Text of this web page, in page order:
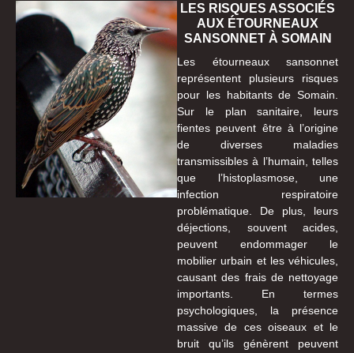
LES RISQUES ASSOCIÉS
AUX ÉTOURNEAUX
SANSONNET À SOMAIN
Les étourneaux sansonnet
représentent plusieurs risques
pour les habitants de Somain.
Sur le plan sanitaire, leurs
fientes peuvent être à l’origine
de diverses maladies
transmissibles à l’humain, telles
que l’histoplasmose, une
infection respiratoire
problématique. De plus, leurs
déjections, souvent acides,
peuvent endommager le
mobilier urbain et les véhicules,
causant des frais de nettoyage
importants. En termes
psychologiques, la présence
massive de ces oiseaux et le
bruit qu’ils génèrent peuvent